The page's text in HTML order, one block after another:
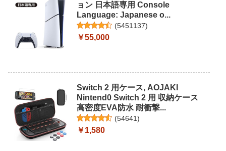
ョン 日本語専用 Console
Language: Japanese o...
(5451137)
￥55,000
Switch 2 用ケース, AOJAKI
Nintend0 Switch 2 用 収納ケース
高密度EVA防水 耐衝撃...
(54641)
￥1,580